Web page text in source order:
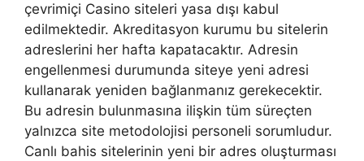
çevrimiçi Casino siteleri yasa dışı kabul
edilmektedir. Akreditasyon kurumu bu sitelerin
adreslerini her hafta kapatacaktır. Adresin
engellenmesi durumunda siteye yeni adresi
kullanarak yeniden bağlanmanız gerekecektir.
Bu adresin bulunmasına ilişkin tüm süreçten
yalnızca site metodolojisi personeli sorumludur.
Canlı bahis sitelerinin yeni bir adres oluşturması